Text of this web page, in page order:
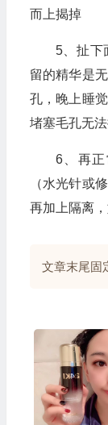
而上揭掉
5、扯下
留的精华是
孔，晚上睡
堵塞毛孔无
6、再
（水光针或
再加上隔离
文章末尾固